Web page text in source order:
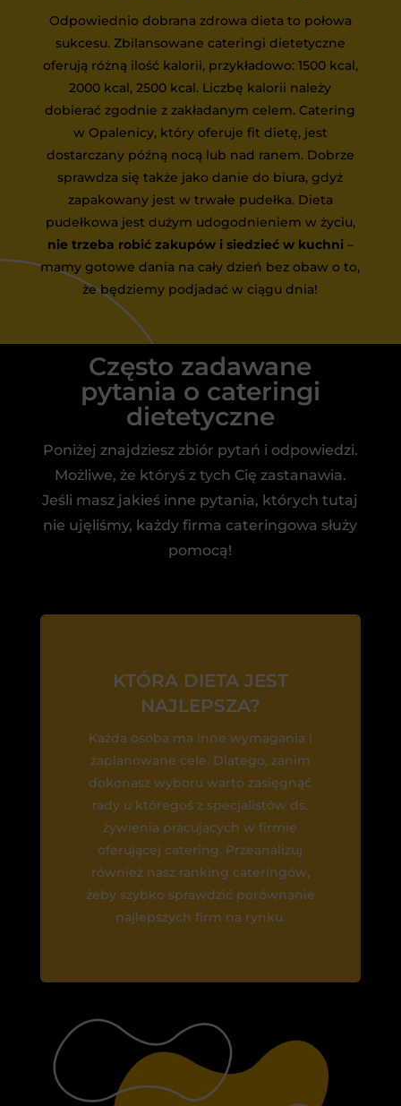
Odpowiednio dobrana zdrowa dieta to połowa
sukcesu. Zbilansowane cateringi dietetyczne
oferują różną ilość kalorii, przykładowo: 1500 kcal,
2000 kcal, 2500 kcal. Liczbę kalorii należy
dobierać zgodnie z zakładanym celem. Catering
w Opalenicy, który oferuje fit dietę, jest
dostarczany późną nocą lub nad ranem. Dobrze
sprawdza się także jako danie do biura, gdyż
zapakowany jest w trwałe pudełka. Dieta
pudełkowa jest dużym udogodnieniem w życiu,
nie trzeba robić zakupów i siedzieć w kuchni–
mamy gotowe dania na cały dzień bez obaw o to,
że będziemy podjadać w ciągu dnia!
Często zadawane
pytania o cateringi
dietetyczne
Poniżej znajdziesz zbiór pytań i odpowiedzi.
Możliwe, że któryś z tych Cię zastanawia.
Jeśli masz jakieś inne pytania, których tutaj
nie ujęliśmy, każdy firma cateringowa służy
pomocą!
KTÓRA DIETA JEST
NAJLEPSZA?
Każda osoba ma inne wymagania i
zaplanowane cele. Dlatego, zanim
dokonasz wyboru warto zasięgnąć
rady u któregoś z specjalistów ds.
żywienia pracujących w firmie
oferującej catering. Przeanalizuj
również nasz ranking cateringów,
żeby szybko sprawdzić porównanie
najlepszych firm na rynku.